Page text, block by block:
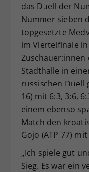
das Duell der
Nummer sieben
topgesetzte
im Viertelfinale
Zuschauer:innen
Stadthalle in
russischen Duell
16) mit 6:3, 3:6,
einem ebenso
Match den
Gojo (ATP 77)
„Ich spiele gut
Sieg. Es war ein